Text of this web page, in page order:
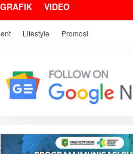
VIDEO
Lifestyle Promosi